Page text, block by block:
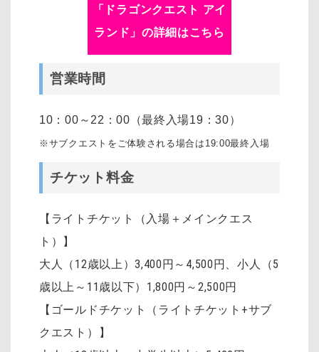
「
ドラゴンクエスト アイ
ランド 」の詳細はこちら
営業時間
10：00～22：00（最終入場19：30）
※サブクエストをご体験される場合は19:00最終入場
チケット料金
【ライトチケット（入場＋メインクエス
ト）】
大人（12歳以上）3,400円～4,500円 、小人（5
歳以上～11歳以下）1,800円～2,500円
【ゴールドチケット（ライトチケット+サブ
クエスト）】